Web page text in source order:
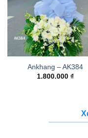
Ankhang – AK384
1.800.000 ₫